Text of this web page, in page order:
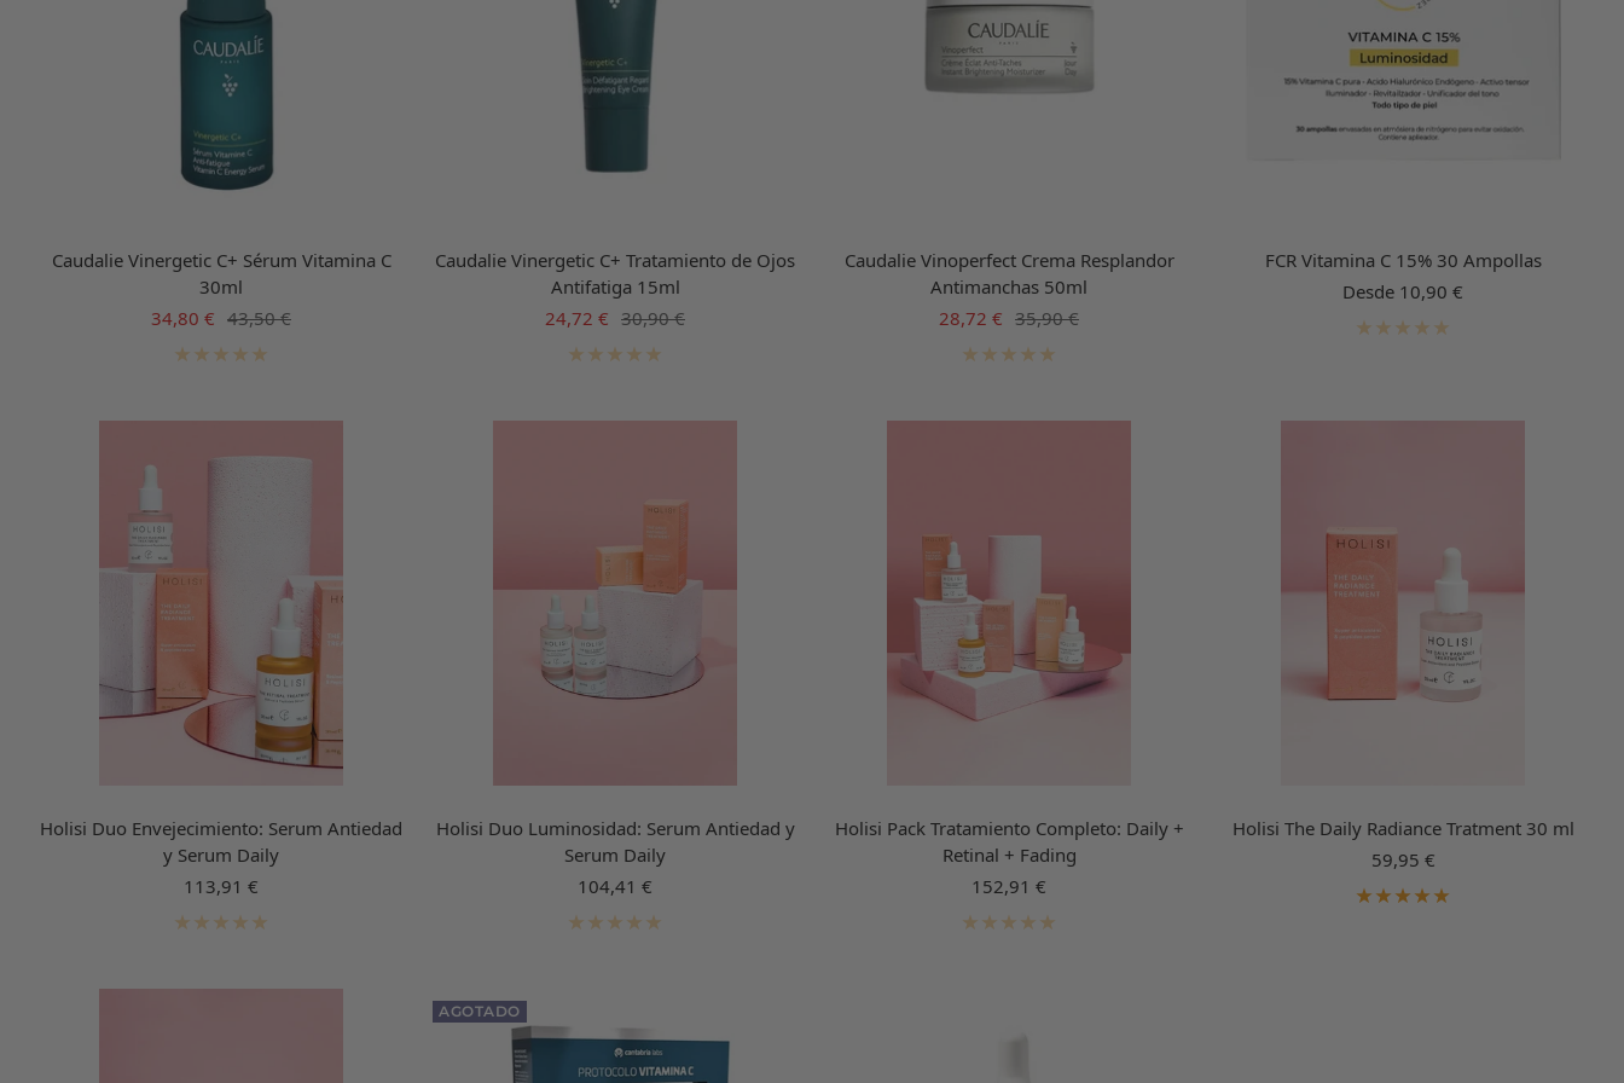
Caudalie Vinergetic C+ Sérum Vitamina C
30ml
Precio
34,80 € Precio
normal
43,50 €
Caudalie Vinergetic C+ Tratamiento de Ojos
Antifatiga 15ml
Precio
24,72 € Precio
normal
30,90 €
Caudalie Vinoperfect Crema Resplandor
Antimanchas 50ml
Precio
28,72 € Precio
normal
35,90 €
FCR Vitamina C 15% 30 Ampollas
Precio
Desde 10,90 €
Holisi Duo Envejecimiento: Serum Antiedad
y Serum Daily
Precio
de
113,91 €
Holisi Duo Luminosidad: Serum Antiedad y
Serum Daily
Precio
de
104,41 €
Holisi Pack Tratamiento Completo: Daily +
Retinal + Fading
Precio
de
152,91 €
Holisi The Daily Radiance Tratment 30 ml
Precio
de
59,95 €
AGOTADO